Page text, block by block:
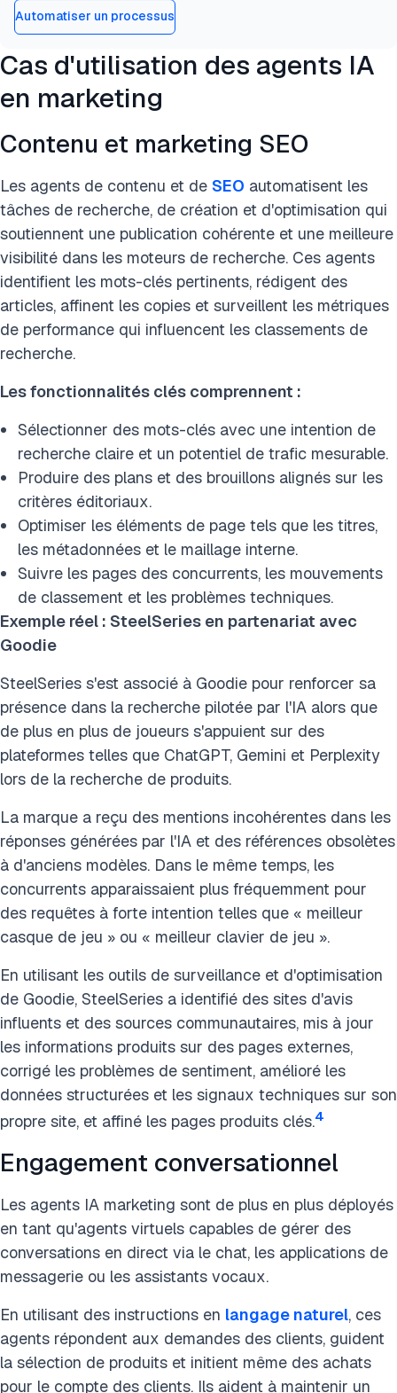
Automatiser un processus
Cas d'utilisation des agents IA
en marketing
Contenu et marketing SEO
Les agents de contenu et de SEO automatisent les
tâches de recherche, de création et d'optimisation qui
soutiennent une publication cohérente et une meilleure
visibilité dans les moteurs de recherche. Ces agents
identifient les mots-clés pertinents, rédigent des
articles, affinent les copies et surveillent les métriques
de performance qui influencent les classements de
recherche.
Les fonctionnalités clés comprennent :
Sélectionner des mots-clés avec une intention de
recherche claire et un potentiel de trafic mesurable.
Produire des plans et des brouillons alignés sur les
critères éditoriaux.
Optimiser les éléments de page tels que les titres,
les métadonnées et le maillage interne.
Suivre les pages des concurrents, les mouvements
de classement et les problèmes techniques.
Exemple réel : SteelSeries en partenariat avec
Goodie
SteelSeries s'est associé à Goodie pour renforcer sa
présence dans la recherche pilotée par l'IA alors que
de plus en plus de joueurs s'appuient sur des
plateformes telles que ChatGPT, Gemini et Perplexity
lors de la recherche de produits.
La marque a reçu des mentions incohérentes dans les
réponses générées par l'IA et des références obsolètes
à d'anciens modèles. Dans le même temps, les
concurrents apparaissaient plus fréquemment pour
des requêtes à forte intention telles que « meilleur
casque de jeu » ou « meilleur clavier de jeu ».
En utilisant les outils de surveillance et d'optimisation
de Goodie, SteelSeries a identifié des sites d'avis
influents et des sources communautaires, mis à jour
les informations produits sur des pages externes,
corrigé les problèmes de sentiment, amélioré les
données structurées et les signaux techniques sur son
propre site, et affiné les pages produits clés.4
Engagement conversationnel
Les agents IA marketing sont de plus en plus déployés
en tant qu'agents virtuels capables de gérer des
conversations en direct via le chat, les applications de
messagerie ou les assistants vocaux.
En utilisant des instructions en langage naturel, ces
agents répondent aux demandes des clients, guident
la sélection de produits et initient même des achats
pour le compte des clients. Ils aident à maintenir un